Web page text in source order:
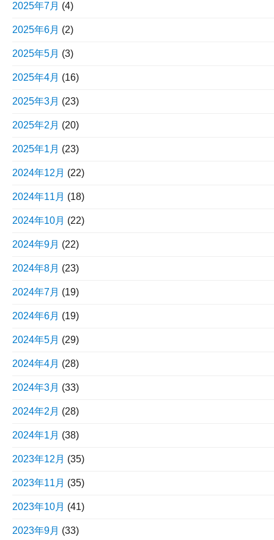
2025年7月 (4)
2025年6月 (2)
2025年5月 (3)
2025年4月 (16)
2025年3月 (23)
2025年2月 (20)
2025年1月 (23)
2024年12月 (22)
2024年11月 (18)
2024年10月 (22)
2024年9月 (22)
2024年8月 (23)
2024年7月 (19)
2024年6月 (19)
2024年5月 (29)
2024年4月 (28)
2024年3月 (33)
2024年2月 (28)
2024年1月 (38)
2023年12月 (35)
2023年11月 (35)
2023年10月 (41)
2023年9月 (33)